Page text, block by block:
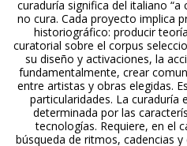
curaduría significa del italiano “a
no cura. Cada proyecto implica
historiográfico: producir
curatorial sobre el corpus
su diseño y activaciones, la
fundamentalmente, crear
entre artistas y obras elegidas.
particularidades. La curaduría
determinada por las
tecnologías. Requiere, en el
búsqueda de ritmos, cadencias